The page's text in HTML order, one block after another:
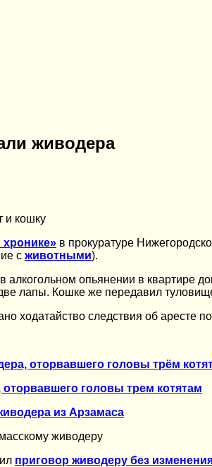
живодера
и кошку
в прокуратуре
с животными).
опьянении в квартире
лапы. Кошке же передавил
ходатайство следствия об аресте
оторвавшего головы трём
головы трем котятам
из Арзамаса
живодеру
приговор живодеру без